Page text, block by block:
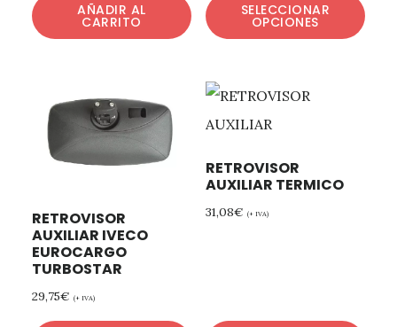
AÑADIR AL
CARRITO
SELECCIONAR
OPCIONES
RETROVISOR
AUXILIAR IVECO
EUROCARGO
TURBOSTAR
29,75€ (+ IVA)
RETROVISOR
AUXILIAR TERMICO
31,08€ (+ IVA)